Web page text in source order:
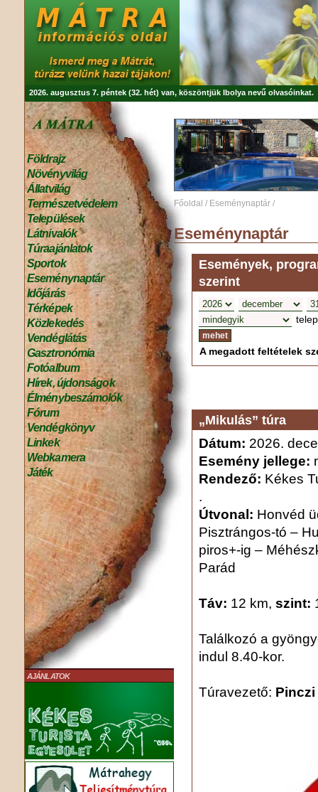
2026. augusztus 7. péntek (32. hét) van, köszöntjük Ibolya nevű olvasóinkat.
Földrajz
Növényvilág
Állatvilág
Természetvédelem
Települések
Látnivalók
Túraajánlatok
Sportok
Eseménynaptár
Időjárás
Térképek
Közlekedés
Vendéglátás
Gasztronómia
Fotóalbum
Hírek, újdonságok
Élménybeszámolók
Fórum
Vendégkönyv
Linkek
Webkamera
Játék
AJÁNLATOK
Főoldal / Eseménynaptár /
Eseménynaptár
Események,
szerint
A megadott feltételek
„Mikulás” túra
Dátum: 2026.
Esemény jellege:
Rendező: Kékes
.
Útvonal: Honvéd
Pisztrángos-tó –
piros+-ig –
Parád
Táv: 12 km, szint:
Találkozó a
indul 8.40-kor.
Túravezető: Pinczi